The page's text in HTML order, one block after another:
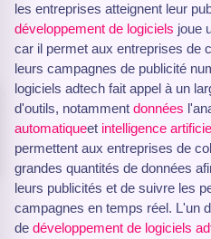
les entreprises atteignent leur
développement de logiciels joue
car il permet aux entreprises de
leurs campagnes de publicité
logiciels adtech fait appel à un
d'outils, notamment données
automatiqueet intelligence
permettent aux entreprises de
grandes quantités de données
leurs publicités et de suivre les
campagnes en temps réel. L'un
de développement de logiciels